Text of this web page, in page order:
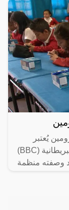
يُعتبر
برنامج "درس" الذي أطلقته هيئة الإذاعة البريطانية (BBC)
وصفته منظمة